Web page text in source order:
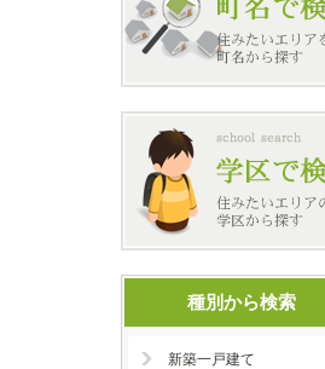
種別から検索
新築一戸建て